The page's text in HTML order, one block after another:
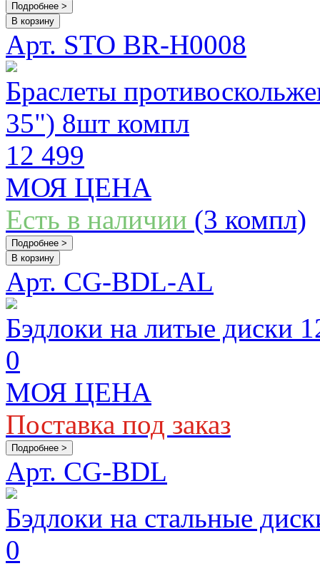
Подробнее >
В корзину
Арт. STO BR-H0008
Браслеты
35") 8шт компл
12 499
МОЯ ЦЕНА
Есть в наличии (3 компл)
Подробнее >
В корзину
Арт. CG-BDL-AL
Бэдлоки на литые диски
0
МОЯ ЦЕНА
Поставка под заказ
Подробнее >
Арт. CG-BDL
Бэдлоки на стальные
0